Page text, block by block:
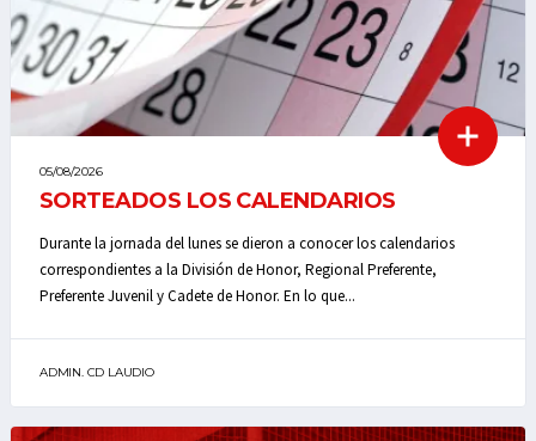
05/08/2026
SORTEADOS LOS CALENDARIOS
Durante la jornada del lunes se dieron a conocer los calendarios
correspondientes a la División de Honor, Regional Preferente,
Preferente Juvenil y Cadete de Honor. En lo que...
ADMIN. CD LAUDIO